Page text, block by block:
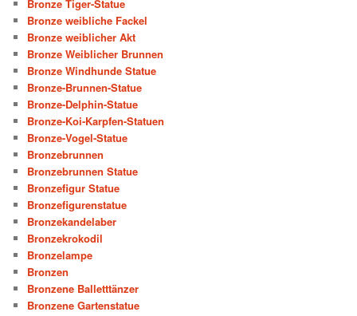
Bronze Tiger-Statue
Bronze weibliche Fackel
Bronze weiblicher Akt
Bronze Weiblicher Brunnen
Bronze Windhunde Statue
Bronze-Brunnen-Statue
Bronze-Delphin-Statue
Bronze-Koi-Karpfen-Statuen
Bronze-Vogel-Statue
Bronzebrunnen
Bronzebrunnen Statue
Bronzefigur Statue
Bronzefigurenstatue
Bronzekandelaber
Bronzekrokodil
Bronzelampe
Bronzen
Bronzene Balletttänzer
Bronzene Gartenstatue